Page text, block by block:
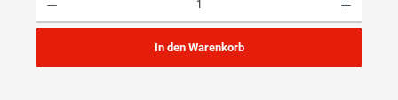
In den Warenkorb